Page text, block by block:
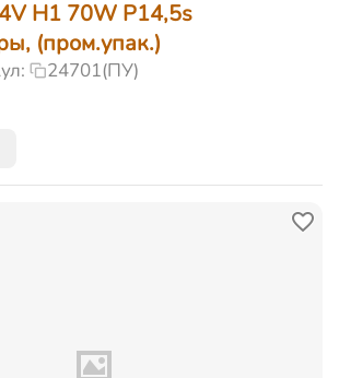
H1 70W P14,5s
(пром.упак.)
24701(ПУ)